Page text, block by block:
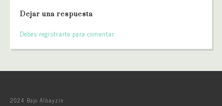
Dejar una respuesta
Debes registrarte para comentar.
2024 Bajo Albayzín